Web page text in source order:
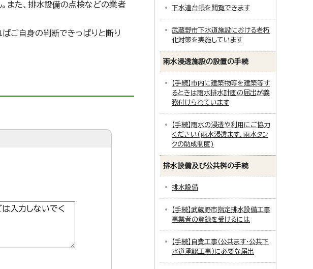
また、排水設備の点検などの業者
ご自身の判断できっぱりと断り
下水道台帳を閲覧できます
武蔵野市下水道施設における老朽
化対策を実施しています
雨水浸透施設の設置の手続
【手続】市内に建築物等を建築等す
るときは雨水排水計画の届出が義
務付けられています
【手続】雨水の浸透や利用にご協力
ください(雨水浸透ます、雨水タン
クの助成制度)
排水設備及び公共桝の手続
排水設備
【手続】武蔵野市指定排水設備工事
事業者の登録を受けるには
【手続】自費工事（公共ます・公共下
水道承認工事）に必要な届出